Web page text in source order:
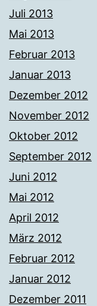
Juli 2013
Mai 2013
Februar 2013
Januar 2013
Dezember 2012
November 2012
Oktober 2012
September 2012
Juni 2012
Mai 2012
April 2012
März 2012
Februar 2012
Januar 2012
Dezember 2011